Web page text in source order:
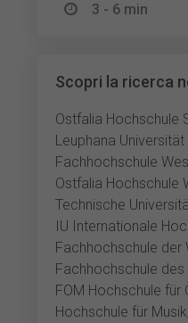
3 - 6 min
Scopri la ricerca
Ostfalia Hochschule
Leuphana Universität
Fachhochschule
Ostfalia Hochschule
Technische
IU Internationale
Fachhochschule der
Fachhochschule